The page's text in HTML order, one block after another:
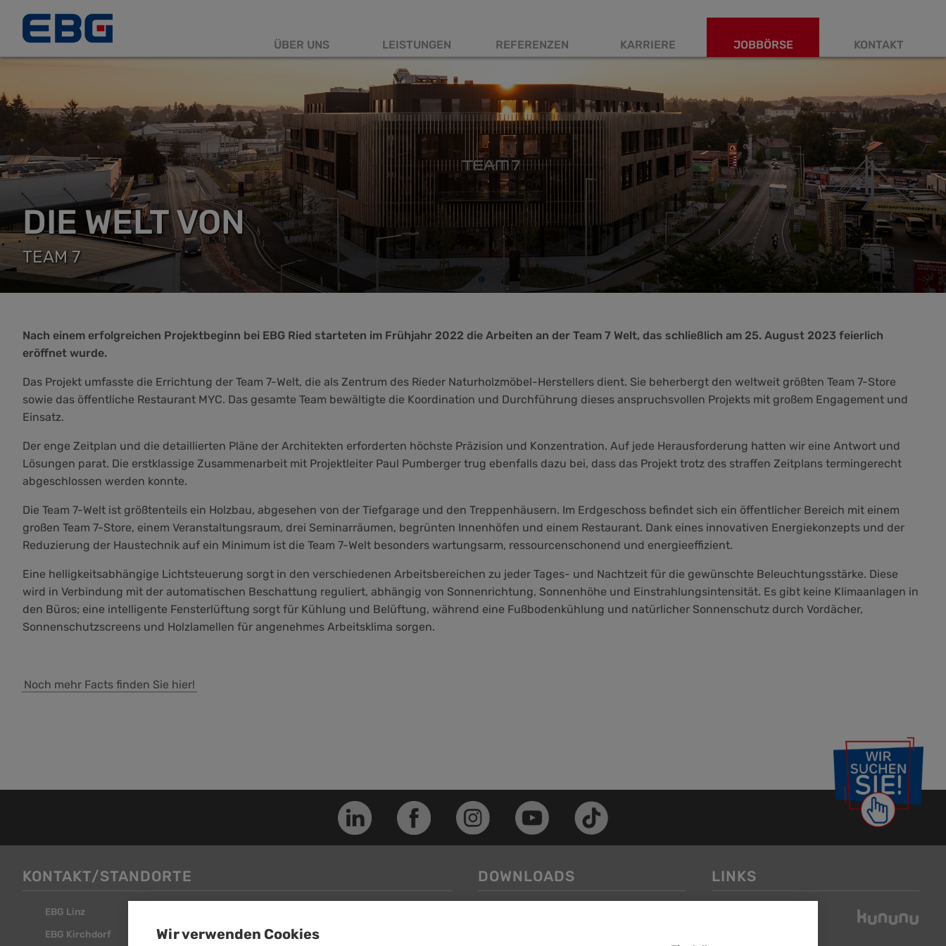
Wir verwenden Cookies
Hauptnavigation
ÜBER UNS LEISTUNGEN REFERENZEN KARRIERE JOBBÖRSE KONTAKT
DIE WELT VON
TEAM 7
Nach einem erfolgreichen Projektbeginn bei EBG Ried starteten im Frühjahr 2022 die Arbeiten an der Team 7 Welt, das schließlich am 25. August 2023 feierlich
eröffnet wurde.
Das Projekt umfasste die Errichtung der Team 7-Welt, die als Zentrum des Rieder Naturholzmöbel-Herstellers dient. Sie beherbergt den weltweit größten Team 7-Store
sowie das öffentliche Restaurant MYC. Das gesamte Team bewältigte die Koordination und Durchführung dieses anspruchsvollen Projekts mit großem Engagement und
Einsatz.
Der enge Zeitplan und die detaillierten Pläne der Architekten erforderten höchste Präzision und Konzentration. Auf jede Herausforderung hatten wir eine Antwort und
Lösungen parat. Die erstklassige Zusammenarbeit mit Projektleiter Paul Pumberger trug ebenfalls dazu bei, dass das Projekt trotz des straffen Zeitplans termingerecht
abgeschlossen werden konnte.
Die Team 7-Welt ist größtenteils ein Holzbau, abgesehen von der Tiefgarage und den Treppenhäusern. Im Erdgeschoss befindet sich ein öffentlicher Bereich mit einem
großen Team 7-Store, einem Veranstaltungsraum, drei Seminarräumen, begrünten Innenhöfen und einem Restaurant. Dank eines innovativen Energiekonzepts und der
Reduzierung der Haustechnik auf ein Minimum ist die Team 7-Welt besonders wartungsarm, ressourcenschonend und energieeffizient.
Eine helligkeitsabhängige Lichtsteuerung sorgt in den verschiedenen Arbeitsbereichen zu jeder Tages- und Nachtzeit für die gewünschte Beleuchtungsstärke. Diese
wird in Verbindung mit der automatischen Beschattung reguliert, abhängig von Sonnenrichtung, Sonnenhöhe und Einstrahlungsintensität. Es gibt keine Klimaanlagen in
den Büros; eine intelligente Fensterlüftung sorgt für Kühlung und Belüftung, während eine Fußbodenkühlung und natürlicher Sonnenschutz durch Vordächer,
Sonnenschutzscreens und Holzlamellen für angenehmes Arbeitsklima sorgen.
Noch mehr Facts finden Sie hier!
KONTAKT/STANDORTE
EBG Linz
EBG Kirchdorf
EBG Attnang-Puchheim
DOWNLOADS LINKS